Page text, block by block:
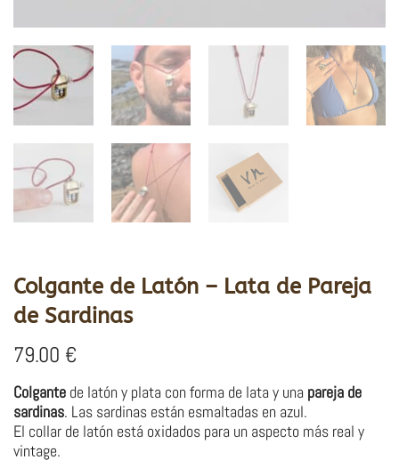
Colgante de Latón – Lata de Pareja
de Sardinas
79.00 €
Colgante de latón y plata con forma de lata y una pareja de
sardinas. Las sardinas están esmaltadas en azul.
El collar de latón está oxidados para un aspecto más real y
vintage.